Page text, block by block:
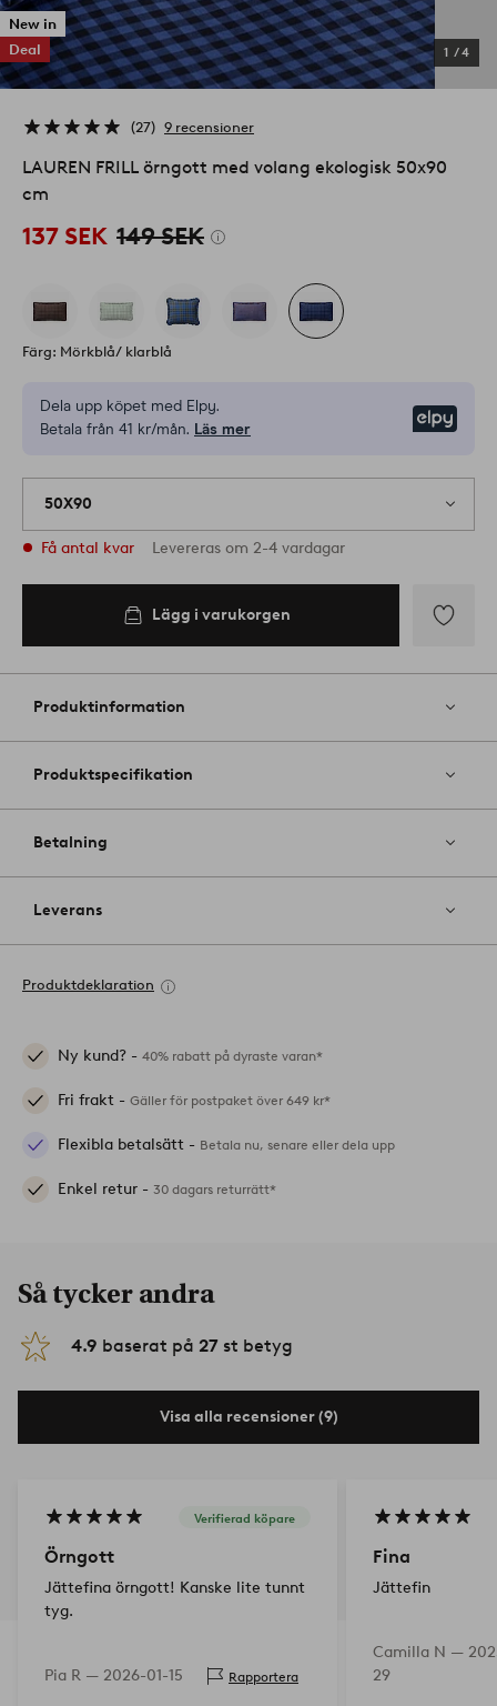
New in
Deal
1 /4
27 9 recensioner
LAUREN FRILL örngott med volang ekologisk 50x90
cm
137 SEK 149 SEK
Färg: Mörkblå/ klarblå
Dela upp köpet med Elpy.
Betala från 41 kr/mån. Läs mer
50X90
Få antal kvar Levereras om 2-4 vardagar
Lägg i varukorgen
till
favoriter
Produktinformation
Produktspecifikation
Betalning
Leverans
Produktdeklaration
Ny kund? - 40% rabatt på dyraste varan*
Fri frakt - Gäller för postpaket över 649 kr*
Flexibla betalsätt - Betala nu, senare eller dela upp
Enkel retur - 30 dagars returrätt*
Så tycker andra
4.9 baserat på 27 st betyg
Visa alla recensioner (9)
Verifierad köpare
Örngott
Jättefina örngott! Kanske lite tunnt
tyg.
Pia R — 2026-01-15 Rapportera
Fina
Jättefin
Camilla N —
29